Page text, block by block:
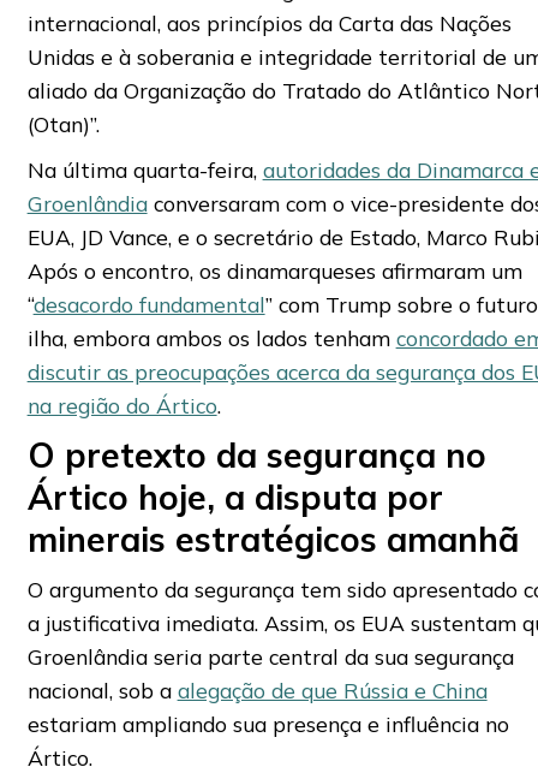
internacional, aos princípios da Carta das Nações
Unidas e à soberania e integridade territorial de
aliado da Organização do Tratado do Atlântico
(Otan)”.
Na última quarta-feira, autoridades da Dinamarca
Groenlândiaconversaram com o vice-presidente
EUA, JD Vance, e o secretário de Estado, Marco
Após o encontro, os dinamarqueses afirmaram um
“desacordo fundamental” com Trump sobre o
ilha, embora ambos os lados tenham concordado
discutir as preocupações acerca da segurança dos
na região do Ártico.
O pretexto da segurança no
Ártico hoje, a disputa por
minerais estratégicos amanhã
O argumento da segurança tem sido apresentado
a justificativa imediata. Assim, os EUA sustentam
Groenlândia seria parte central da sua segurança
nacional, sob a alegação de que Rússia e China
estariam ampliando sua presença e influência no
Ártico.